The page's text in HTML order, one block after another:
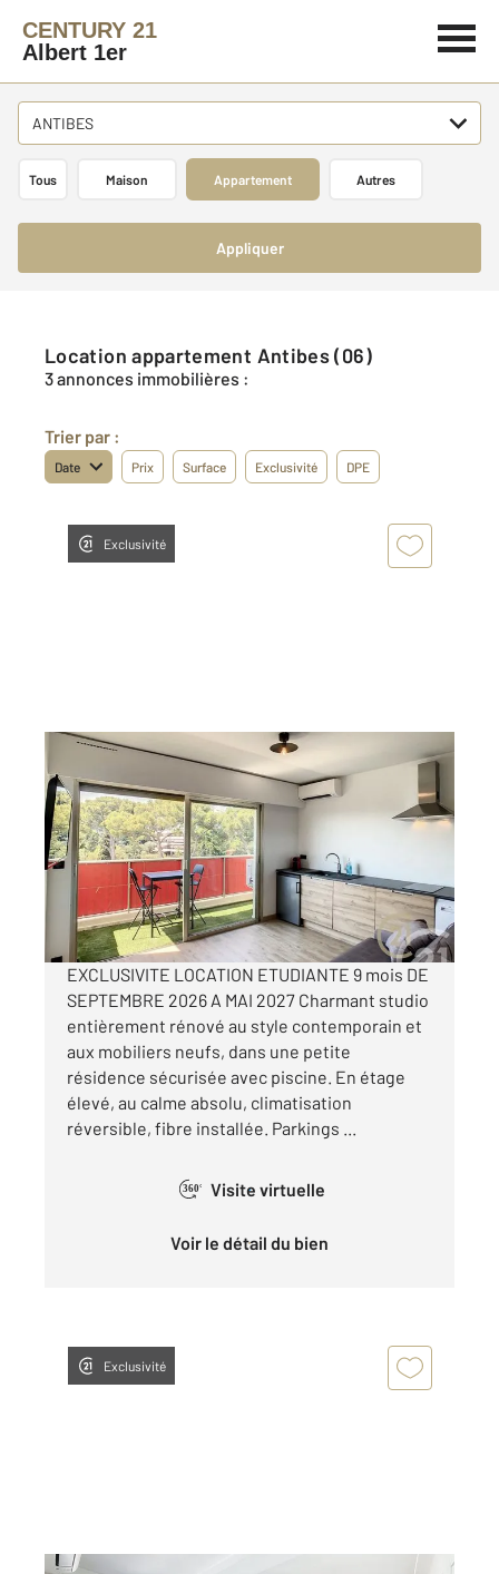
CENTURY 21
Albert 1er
ANTIBES
Tous Maison Appartement Autres
Appliquer
Location appartement Antibes (06)
3 annonces immobilières :
Trier par :
Date Prix Surface Exclusivité DPE
Exclusivité
16,56 m , 1 pièce
Ref : 38125
Appartement F1 à louer
649 €
par mois charges comprises
EXCLUSIVITE LOCATION ETUDIANTE 9 mois DE
SEPTEMBRE 2026 A MAI 2027 Charmant studio
entièrement rénové au style contemporain et
aux mobiliers neufs, dans une petite
résidence sécurisée avec piscine. En étage
élevé, au calme absolu, climatisation
réversible, fibre installée. Parkings ...
360° Visite virtuelle
Voir le détail du bien
Exclusivité